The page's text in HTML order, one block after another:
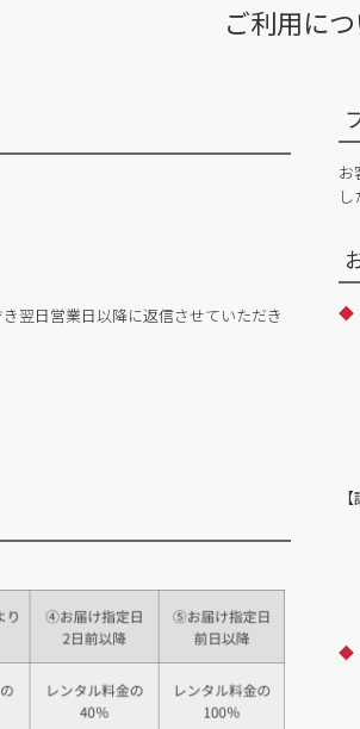
ご利用に
翌日営業日以降に返信させていただき
お